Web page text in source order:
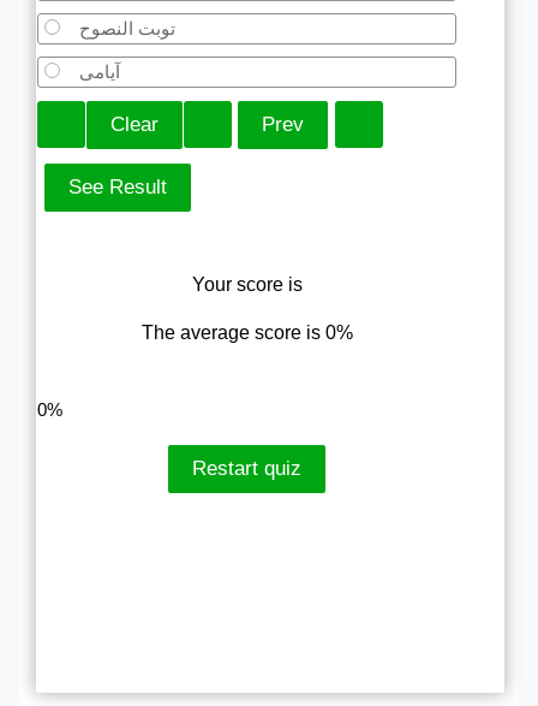
توبت النصوح
آیامی
Your score is
The average score is 0%
0%
Restart quiz